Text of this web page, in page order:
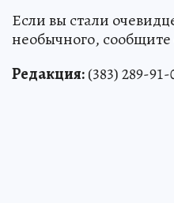
Если вы стали
необычного,
Редакция:(383) 289-91-